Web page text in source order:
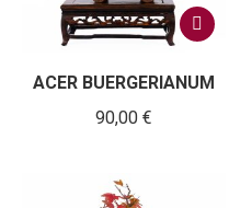
ACER BUERGERIANUM
90,00 €